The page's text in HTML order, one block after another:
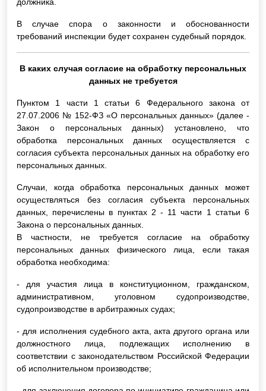
В случае спора о законности и обоснованности
требований инспекции будет сохранен судебный порядок.
В каких случая согласие на обработку персональных
данных не требуется
Пунктом 1 части 1 статьи 6 Федерального закона от
27.07.2006 № 152-ФЗ «О персональных данных» (далее -
Закон о персональных данных) установлено, что
обработка персональных данных осуществляется с
согласия субъекта персональных данных на обработку его
персональных данных.
Случаи, когда обработка персональных данных может
осуществляться без согласия субъекта персональных
данных, перечислены в пунктах 2 - 11 части 1 статьи 6
Закона о персональных данных.
В частности, не требуется согласие на обработку
персональных данных физического лица, если такая
обработка необходима:
- для участия лица в конституционном, гражданском,
административном, уголовном судопроизводстве,
судопроизводстве в арбитражных судах;
- для исполнения судебного акта, акта другого органа или
должностного лица, подлежащих исполнению в
соответствии с законодательством Российской Федерации
об исполнительном производстве;